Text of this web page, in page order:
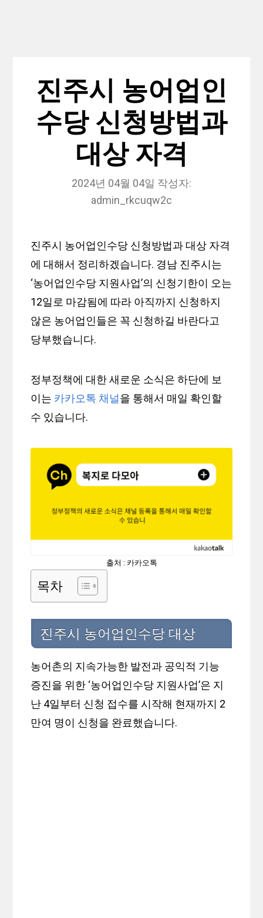
진주시 농어업인
수당 신청방법과
대상 자격
2024년 04월 04일 작성자:
admin_rkcuqw2c
진주시 농어업인수당 신청방법과 대상 자격
에 대해서 정리하겠습니다. 경남 진주시는
‘농어업인수당 지원사업’의 신청기한이 오는
12일로 마감됨에 따라 아직까지 신청하지
않은 농어업인들은 꼭 신청하길 바란다고
당부했습니다.
정부정책에 대한 새로운 소식은 하단에 보
이는 카카오톡 채널을 통해서 매일 확인할
수 있습니다.
출처 : 카카오톡
목차
진주시 농어업인수당 대상
농어촌의 지속가능한 발전과 공익적 기능
증진을 위한 ‘농어업인수당 지원사업’은 지
난 4일부터 신청 접수를 시작해 현재까지 2
만여 명이 신청을 완료했습니다.